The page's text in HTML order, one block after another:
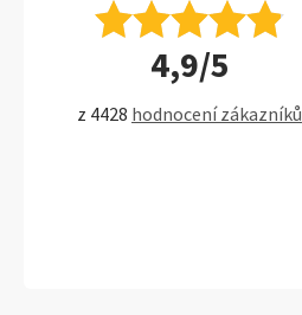
4,9/5
z 4428 hodnocení zákazníků